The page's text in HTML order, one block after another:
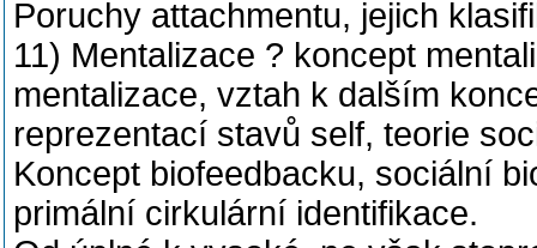
Poruchy attachmentu, jejich
11) Mentalizace ? koncept
mentalizace, vztah k dalším
reprezentací stavů self, teorie
Koncept biofeedbacku, sociální
primální cirkulární identifikace.